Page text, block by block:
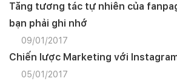
Tăng tương tác tự nhiên của
bạn phải ghi nhớ
09/01/2017
Chiến lược Marketing với
05/01/2017